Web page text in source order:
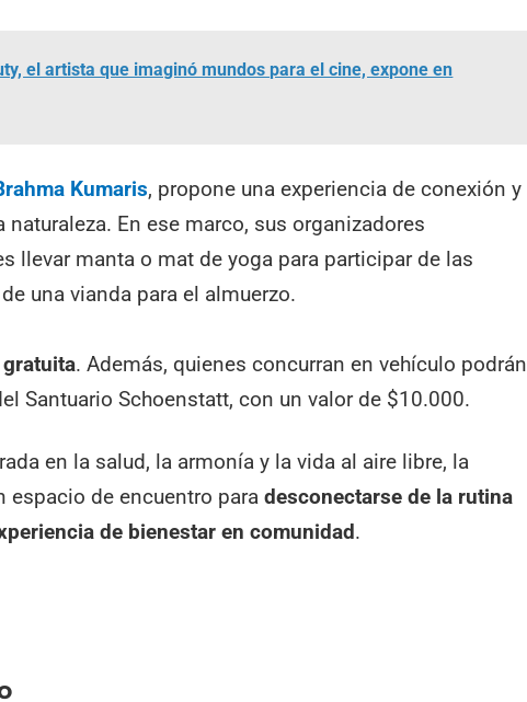
el artista que imaginó mundos para el cine, expone en
Kumaris, propone una experiencia de conexión y
En ese marco, sus organizadores
llevar manta o mat de yoga para participar de las
una vianda para el almuerzo.
. Además, quienes concurran en vehículo podrán
Santuario Schoenstatt, con un valor de $10.000.
en la salud, la armonía y la vida al aire libre, la
espacio de encuentro paradesconectarse de la rutina
de bienestar en comunidad.